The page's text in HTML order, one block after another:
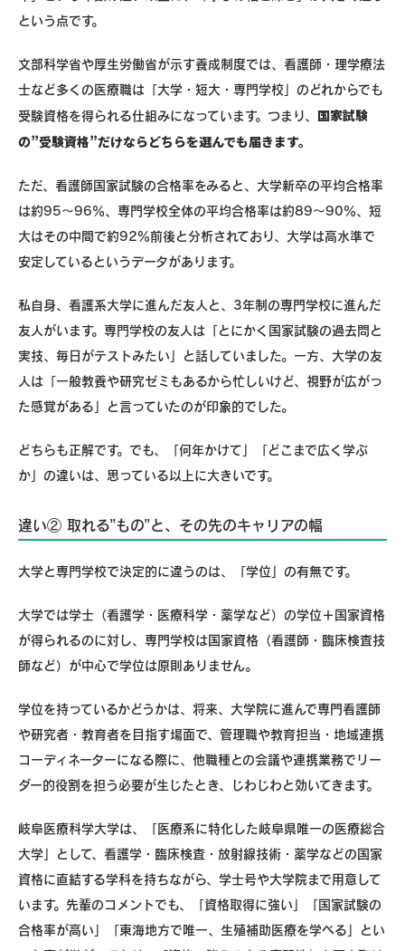
という点です。
文部科学省や厚生労働省が示す養成制度では、看護師・理学療法
士など多くの医療職は「大学・短大・専門学校」のどれからでも
受験資格を得られる仕組みになっています。つまり、 国家試験
の”受験資格”だけならどちらを選んでも届きます。
ただ、看護師国家試験の合格率をみると、大学新卒の平均合格率
は約95～96％、専門学校全体の平均合格率は約89～90％、短
大はその中間で約92％前後と分析されており、大学は高水準で
安定しているというデータがあります。
私自身、看護系大学に進んだ友人と、3年制の専門学校に進んだ
友人がいます。専門学校の友人は「とにかく国家試験の過去問と
実技、毎日がテストみたい」と話していました。一方、大学の友
人は「一般教養や研究ゼミもあるから忙しいけど、視野が広がっ
た感覚がある」と言っていたのが印象的でした。
どちらも正解です。でも、「何年かけて」「どこまで広く学ぶ
か」の違いは、思っている以上に大きいです。
違い② 取れる”もの”と、その先のキャリアの幅
大学と専門学校で決定的に違うのは、「学位」の有無です。
大学では学士（看護学・医療科学・薬学など）の学位＋国家資格
が得られるのに対し、専門学校は国家資格（看護師・臨床検査技
師など）が中心で学位は原則ありません。
学位を持っているかどうかは、将来、大学院に進んで専門看護師
や研究者・教育者を目指す場面で、管理職や教育担当・地域連携
コーディネーターになる際に、他職種との会議や連携業務でリー
ダー的役割を担う必要が生じたとき、じわじわと効いてきます。
岐阜医療科学大学は、「医療系に特化した岐阜県唯一の医療総合
大学」として、看護学・臨床検査・放射線技術・薬学などの国家
資格に直結する学科を持ちながら、学士号や大学院まで用意して
います。先輩のコメントでも、「資格取得に強い」「国家試験の
合格率が高い」「東海地方で唯一、生殖補助医療を学べる」とい